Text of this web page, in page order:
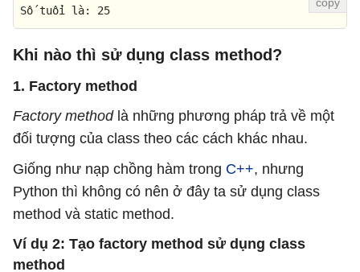
Số tuổi là: 25
Khi nào thì sử dụng class method?
1. Factory method
Factory methodlà những phương pháp trả về một
đối tượng của class theo các cách khác nhau.
Giống như nạp chồng hàm trong C++, nhưng
Python thì không có nên ở đây ta sử dụng class
method và static method.
Ví dụ 2: Tạo factory method sử dụng class
method